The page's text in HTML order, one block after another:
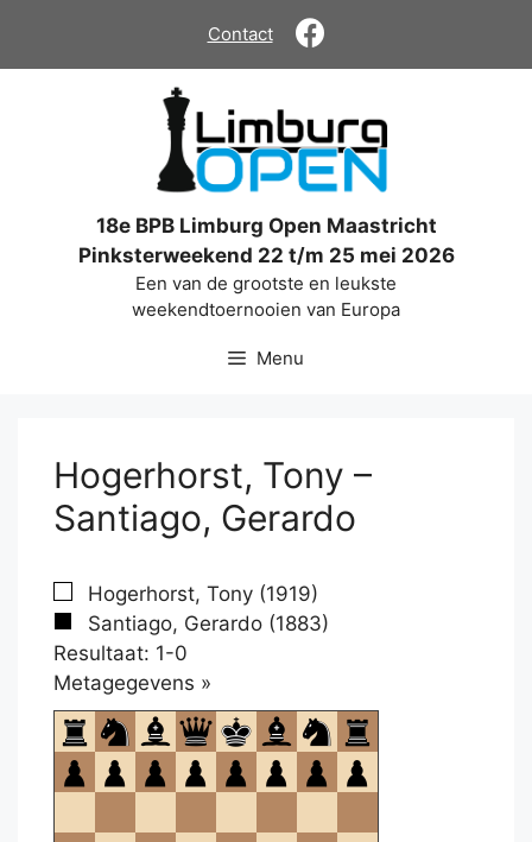
de
Contact
18e BPB Limburg Open Maastricht
Pinksterweekend 22 t/m 25 mei 2026
Een van de grootste en leukste
weekendtoernooien van Europa
Menu
Hogerhorst, Tony –
Santiago, Gerardo
Hogerhorst, Tony (1919)
Santiago, Gerardo (1883)
Resultaat: 1-0
Metagegevens »
om
te
openen.